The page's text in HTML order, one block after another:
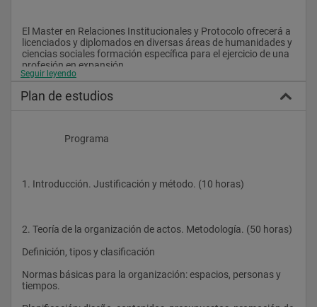
El Master en Relaciones Institucionales y Protocolo ofrecerá a
licenciados y diplomados en diversas áreas de humanidades y
ciencias sociales formación específica para el ejercicio de una
profesión en expansión.
mediante el uso de las nuevas tecnologías y las últimas
técnicas de diseño y planificación.
Los conocimientos de Relaciones Institucionales y Protocolo
instituciones y empresas en:
Gabinetes / Departamentos de Protocolo de instituciones
públicas y
privadas
Gabinetes / Departamentos de Relaciones Institucionales o
Seguir leyendo
Plan de estudios
                    Programa
1. Introducción. Justificación y método. (10 horas)
2. Teoría de la organización de actos. Metodología. (50 horas)
Definición, tipos y clasificación
Normas básicas para la organización: espacios, personas y
tiempos.